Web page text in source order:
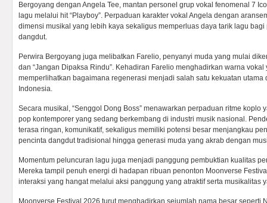
Bergoyang dengan Angela Tee, mantan personel grup vokal fenomenal 7
lagu melalui hit “Playboy”. Perpaduan karakter vokal Angela dengan
dimensi musikal yang lebih kaya sekaligus memperluas daya tarik lagu
dangdut.
Perwira Bergoyang juga melibatkan Farelio, penyanyi muda yang mulai
dan “Jangan Dipaksa Rindu”. Kehadiran Farelio menghadirkan warna vokal
memperlihatkan bagaimana regenerasi menjadi salah satu kekuatan utama
Indonesia.
Secara musikal, “Senggol Dong Boss” menawarkan perpaduan ritme koplo
pop kontemporer yang sedang berkembang di industri musik nasional.
terasa ringan, komunikatif, sekaligus memiliki potensi besar menjangkau
pencinta dangdut tradisional hingga generasi muda yang akrab dengan
Momentum peluncuran lagu juga menjadi panggung pembuktian kualitas
Mereka tampil penuh energi di hadapan ribuan penonton Moonverse
interaksi yang hangat melalui aksi panggung yang atraktif serta musikalitas
Moonverse Festival 2026 turut menghadirkan sejumlah nama besar seperti